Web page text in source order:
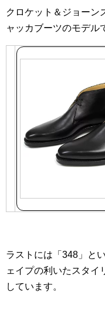
クロケット＆ジョーン
ャッカブーツのモデル
ラストには「348」と
ェイプの利いたスタイ
しています。